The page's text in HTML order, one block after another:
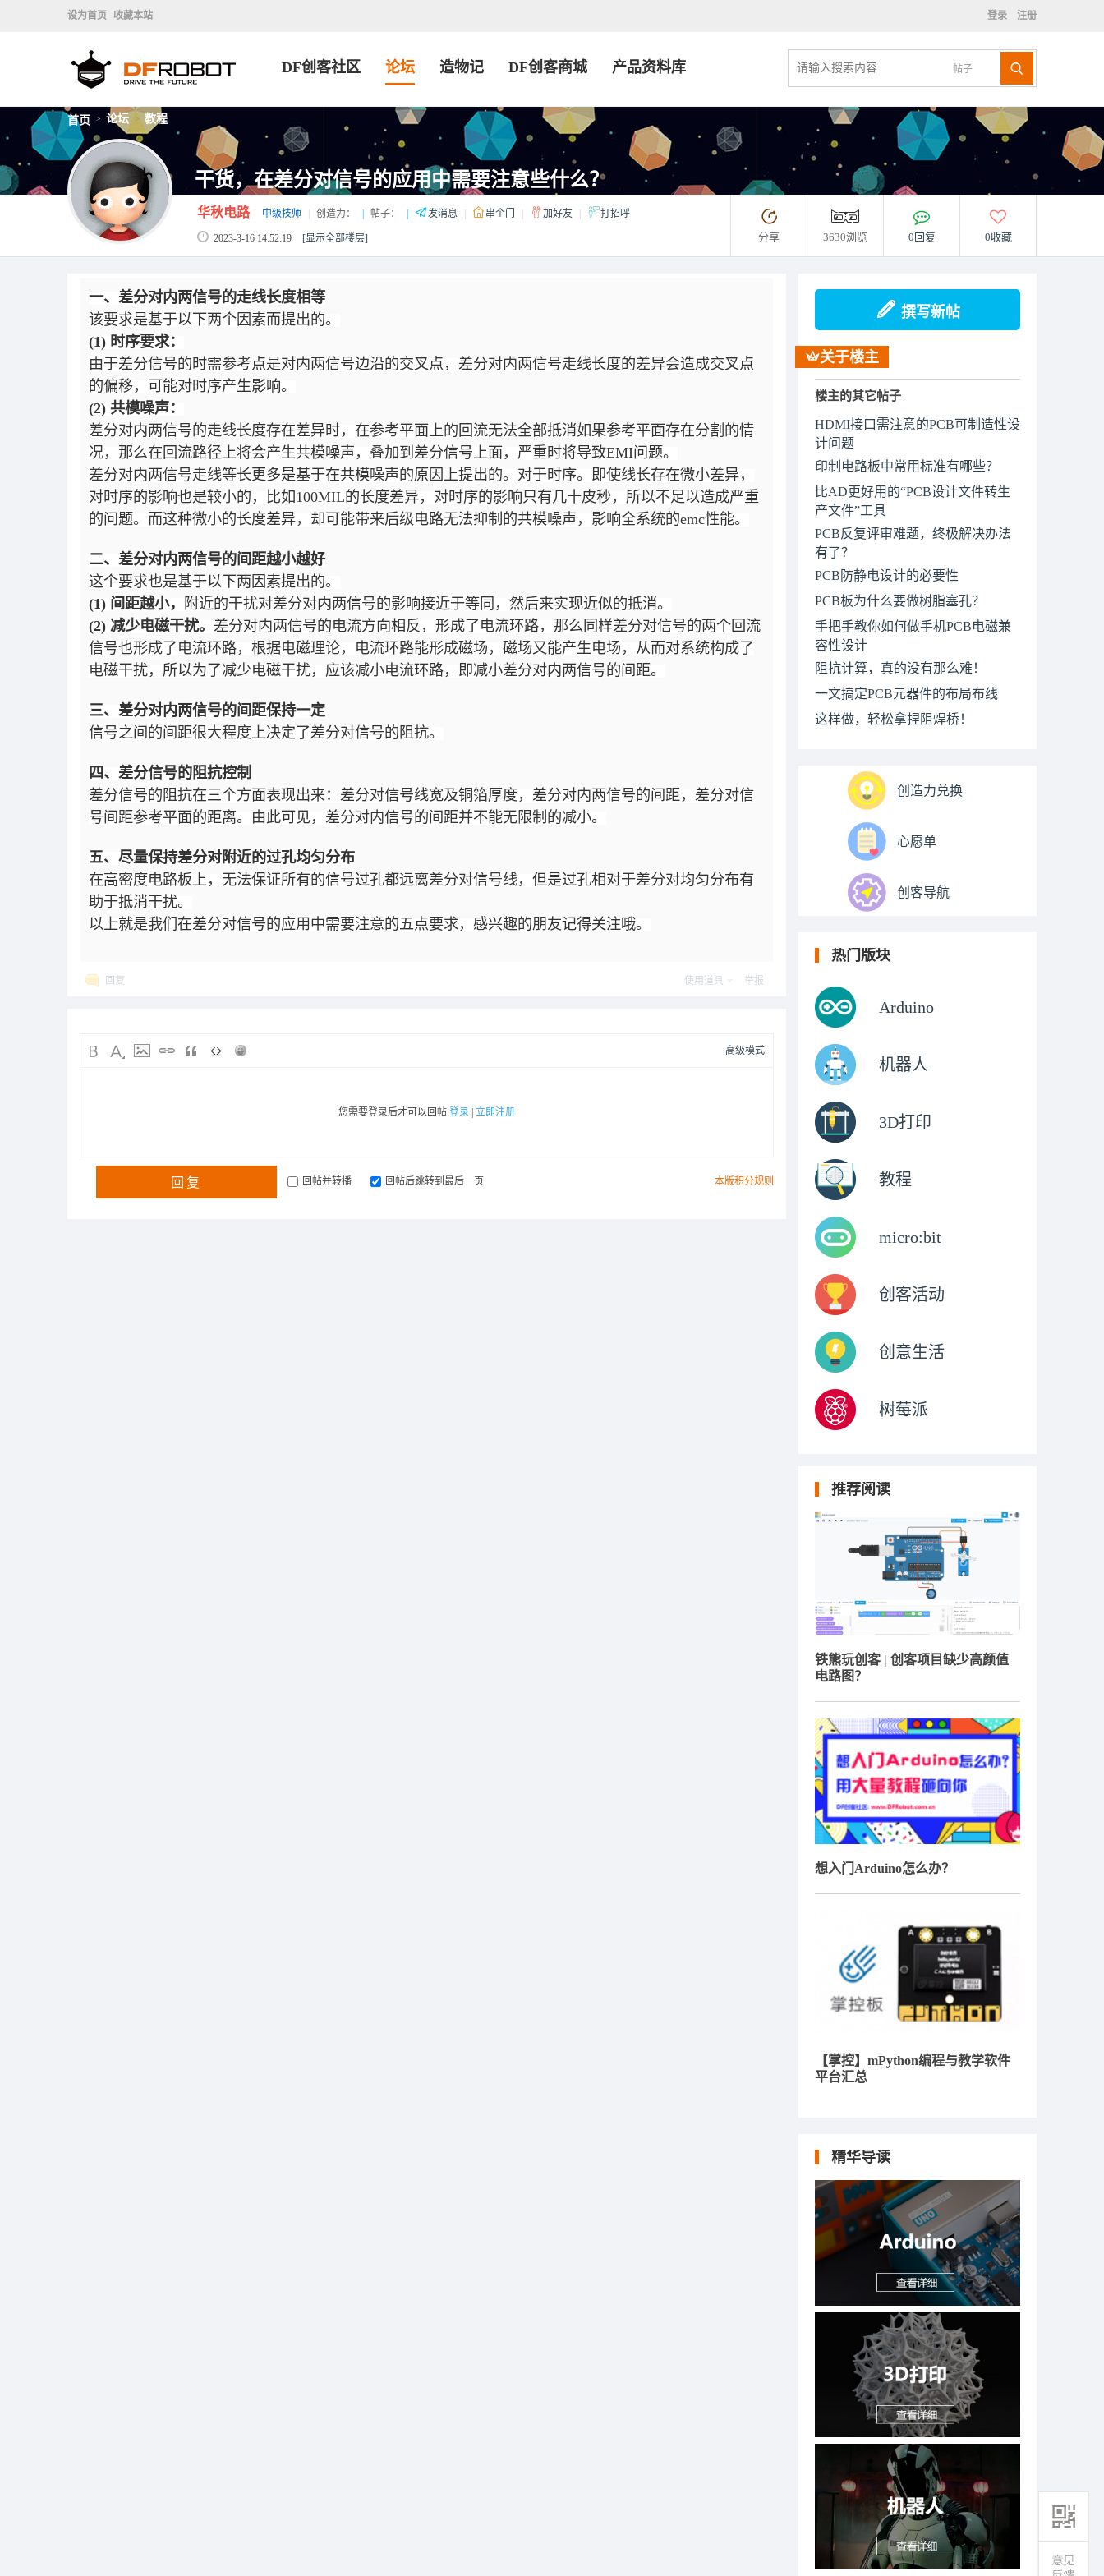
设为首页 收藏本站 登录 注册
帖子
DF创客社区 论坛 造物记 DF创客商城 产品资料库
首页 > 论坛 > 教程
干货，在差分对信号的应用中需要注意些什么？
华秋电路 中级技师 创造力： 帖子： 发消息 串个门 加好友 打招呼
2023-3-16 14:52:19 [显示全部楼层] 分享 3630浏览 0回复 0收藏
一、差分对内两信号的走线长度相等
该要求是基于以下两个因素而提出的。
(1) 时序要求：
由于差分信号的时需参考点是对内两信号边沿的交叉点，差分对内两信号走线长度的差异会造成交叉点
的偏移，可能对时序产生影响。
(2) 共模噪声：
差分对内两信号的走线长度存在差异时，在参考平面上的回流无法全部抵消如果参考平面存在分割的情
况，那么在回流路径上将会产生共模噪声，叠加到差分信号上面，严重时将导致EMI问题。
差分对内两信号走线等长更多是基于在共模噪声的原因上提出的。对于时序。即使线长存在微小差异，
对时序的影响也是较小的，比如100MIL的长度差异，对时序的影响只有几十皮秒，所以不足以造成严重
的问题。而这种微小的长度差异，却可能带来后级电路无法抑制的共模噪声，影响全系统的emc性能。
二、差分对内两信号的间距越小越好
这个要求也是基于以下两因素提出的。
(1) 间距越小，
附近的干扰对差分对内两信号的影响接近于等同，然后来实现近似的抵消。
(2) 减少电磁干扰。 差分对内两信号的电流方向相反，形成了电流环路，那么同样差分对信号的两个回流
信号也形成了电流环路，根据电磁理论，电流环路能形成磁场，磁场又能产生电场，从而对系统构成了
电磁干扰，所以为了减少电磁干扰，应该减小电流环路，即减小差分对内两信号的间距。
三、差分对内两信号的间距保持一定
信号之间的间距很大程度上决定了差分对信号的阻抗。
四、差分信号的阻抗控制
差分信号的阻抗在三个方面表现出来：差分对信号线宽及铜箔厚度，差分对内两信号的间距，差分对信
号间距参考平面的距离。由此可见，差分对内信号的间距并不能无限制的减小。
五、尽量保持差分对附近的过孔均匀分布
在高密度电路板上，无法保证所有的信号过孔都远离差分对信号线，但是过孔相对于差分对均匀分布有
助于抵消干扰。
以上就是我们在差分对信号的应用中需要注意的五点要求，感兴趣的朋友记得关注哦。
回复 使用道具 举报
高级模式
您需要登录后才可以回帖 登录 立即注册
本版积分规则
回复 回帖并转播 回帖后跳转到最后一页
撰写新帖
关于楼主
楼主的其它帖子
HDMI接口需注意的PCB可制造性设
计问题
印制电路板中常用标准有哪些？
比AD更好用的“PCB设计文件转生
产文件”工具
PCB反复评审难题，终极解决办法
有了？
PCB防静电设计的必要性
PCB板为什么要做树脂塞孔？
手把手教你如何做手机PCB电磁兼
容性设计
​阻抗计算，真的没有那么难！
一文搞定PCB元器件的布局布线
这样做，轻松拿捏阻焊桥！
创造力兑换
心愿单
创客导航
热门版块
Arduino
机器人
3D打印
教程
micro:bit
创客活动
创意生活
树莓派
推荐阅读
铁熊玩创客 | 创客项目缺少高颜值
电路图？
想入门Arduino怎么办？
【掌控】mPython编程与教学软件
平台汇总
精华导读